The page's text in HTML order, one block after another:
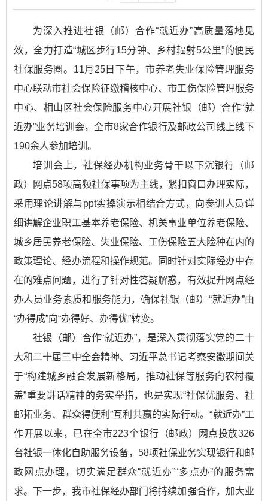
为深入推进社银（邮）合作“就近办”高质量落地见
效，全力打造“城区步行15分钟、乡村辐射5公里”的便民
社保服务圈。11月25日下午，市养老失业保险管理服务
中心联动市社会保险征缴稽核中心、市工伤保险管理服务
中心、相山区社会保险服务中心开展社银（邮）合作“就
近办”业务培训会，全市8家合作银行及邮政公司线上线下
190余人参加培训。
培训会上，社保经办机构业务骨干以下沉银行（邮
政）网点58项高频社保事项为主线，紧扣窗口办理实际，
采用理论讲解与ppt实操演示相结合方式，向参训人员详
细讲解企业职工基本养老保险、机关事业单位养老保险、
城乡居民养老保险、失业保险、工伤保险五大险种在内的
政策理论、经办流程和操作规范。同时针对实际经办中存
在的难点问题，进行了针对性答疑解惑，有效提升网点经
办人员业务素质和服务能力，确保社银（邮）“就近办”由
“办得成”向“办得好、办得优”转变。
社银（邮）合作“就近办”，是深入贯彻落实党的二十
大和二十届三中全会精神、习近平总书记考察安徽期间关
于“构建城乡融合发展新格局，推动社保等服务向农村覆
盖”重要讲话精神的务实举措，也是实现“社保优服务、社
邮拓业务、群众得便利”互利共赢的实际行动。“就近办”工
作开展以来，已在全市223个银行（邮政）网点投放326
台社银一体化自助服务设备，58项社保业务实现银行和邮
政网点办理，切实满足群众“就近办”“多点办”的服务需
求。下一步，我市社保经办部门将持续加强合作，加大业